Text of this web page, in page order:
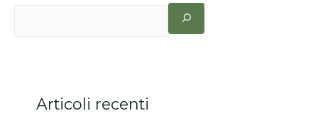
Articoli recenti